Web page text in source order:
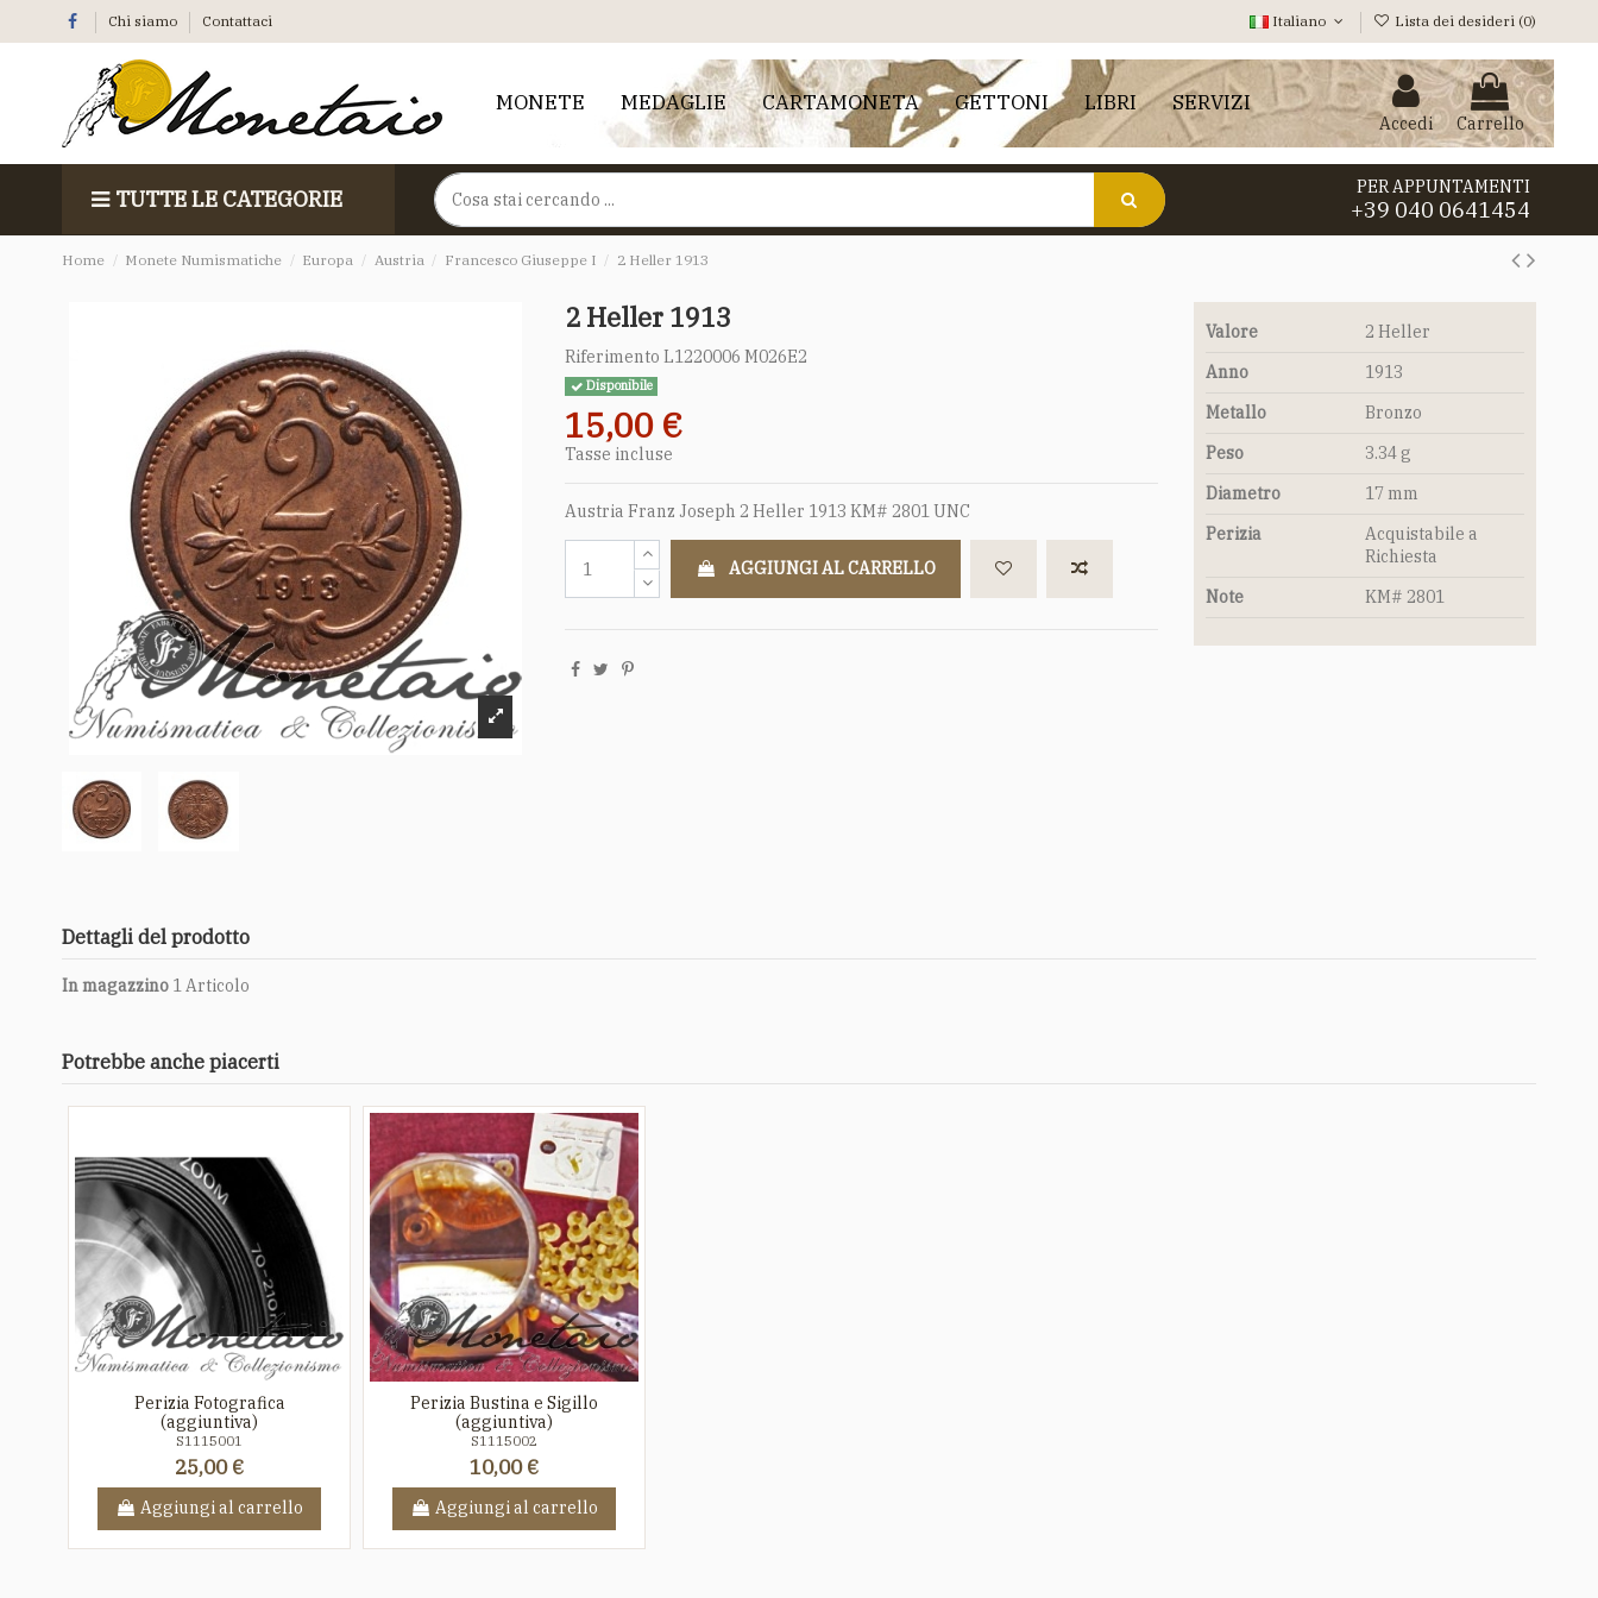
Chi siamo Contattaci Italiano Lista dei desideri (0)
MONETE MEDAGLIE CARTAMONETA GETTONI LIBRI SERVIZI
Accedi Carrello
TUTTE LE CATEGORIE PER APPUNTAMENTI
+39 040 0641454
Home Monete Numismatiche Europa Austria Francesco Giuseppe I 2 Heller 1913
2 Heller 1913
Riferimento L1220006 M026E2
Disponibile
15,00 €
Tasse incluse
Austria Franz Joseph 2 Heller 1913 KM# 2801 UNC
AGGIUNGI AL CARRELLO
Valore
2 Heller
Anno
1913
Metallo
Bronzo
Peso
3.34 g
Diametro
17 mm
Perizia
Acquistabile a
Richiesta
Note
KM# 2801
Dettagli del prodotto
In magazzino 1 Articolo
Potrebbe anche piacerti
Perizia Fotografica
(aggiuntiva)
S1115001
25,00 €
Aggiungi al carrello
Perizia Bustina e Sigillo
(aggiuntiva)
S1115002
10,00 €
Aggiungi al carrello